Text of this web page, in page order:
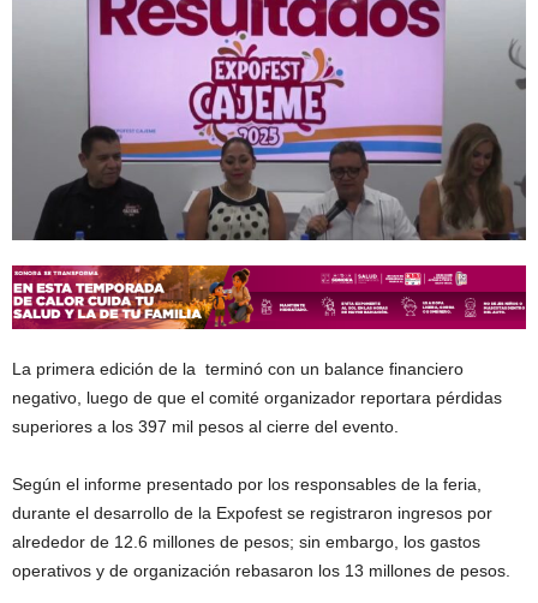
La primera edición de la terminó con un balance financiero
negativo, luego de que el comité organizador reportara pérdidas
superiores a los 397 mil pesos al cierre del evento.
Según el informe presentado por los responsables de la feria,
durante el desarrollo de la Expofest se registraron ingresos por
alrededor de 12.6 millones de pesos; sin embargo, los gastos
operativos y de organización rebasaron los 13 millones de pesos.